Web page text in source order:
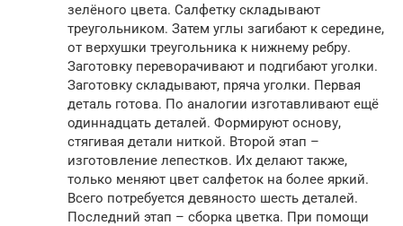
зелёного цвета. Салфетку складывают
треугольником. Затем углы загибают к середине,
от верхушки треугольника к нижнему ребру.
Заготовку переворачивают и подгибают уголки.
Заготовку складывают, пряча уголки. Первая
деталь готова. По аналогии изготавливают ещё
одиннадцать деталей. Формируют основу,
стягивая детали ниткой. Второй этап –
изготовление лепестков. Их делают также,
только меняют цвет салфеток на более яркий.
Всего потребуется девяносто шесть деталей.
Последний этап – сборка цветка. При помощи